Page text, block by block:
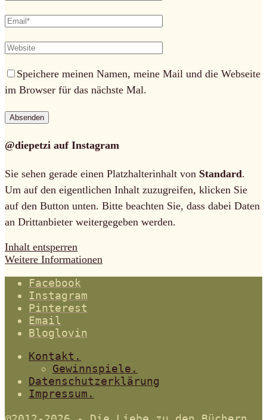
Speichere meinen Namen, meine Mail und die Webseite
im Browser für das nächste Mal.
@diepetzi auf Instagram
Sie sehen gerade einen Platzhalterinhalt von Standard.
Um auf den eigentlichen Inhalt zuzugreifen, klicken Sie
auf den Button unten. Bitte beachten Sie, dass dabei Daten
an Drittanbieter weitergegeben werden.
Inhalt entsperren
Weitere Informationen
Facebook
Instagram
Pinterest
Email
Bloglovin
Kontakt.
Gewinnspiele.
Datenschutzerklärung
Impressum.